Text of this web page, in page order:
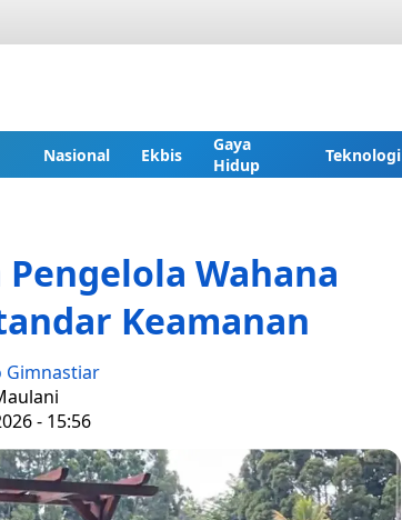
Nasional Ekbis
Gaya
Hidup
Teknologi
Wahana
Keamanan
Gimnastiar
- 15:56